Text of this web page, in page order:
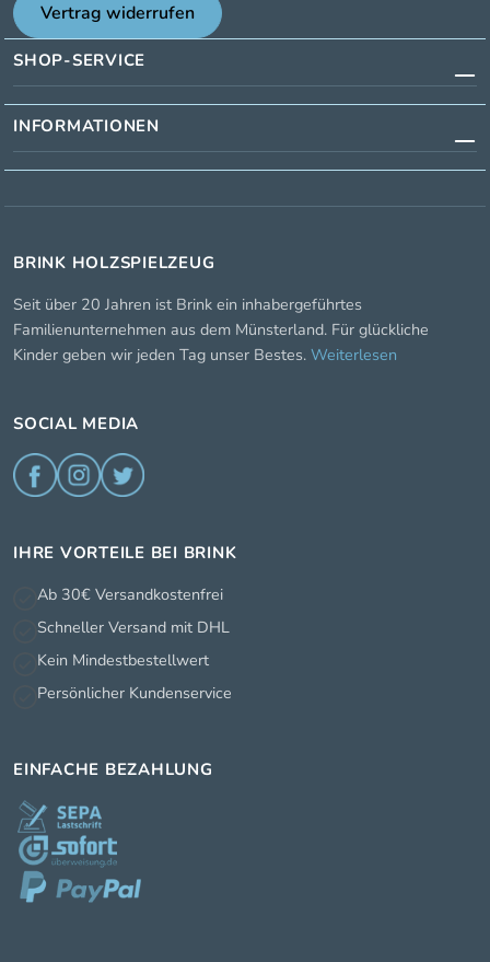
Vertrag widerrufen
SHOP-SERVICE
INFORMATIONEN
BRINK HOLZSPIELZEUG
Seit über 20 Jahren ist Brink ein inhabergeführtes
Familienunternehmen aus dem Münsterland. Für glückliche
Kinder geben wir jeden Tag unser Bestes. Weiterlesen
SOCIAL MEDIA
IHRE VORTEILE BEI BRINK
Ab 30€ Versandkostenfrei
Schneller Versand mit DHL
Kein Mindestbestellwert
Persönlicher Kundenservice
EINFACHE BEZAHLUNG